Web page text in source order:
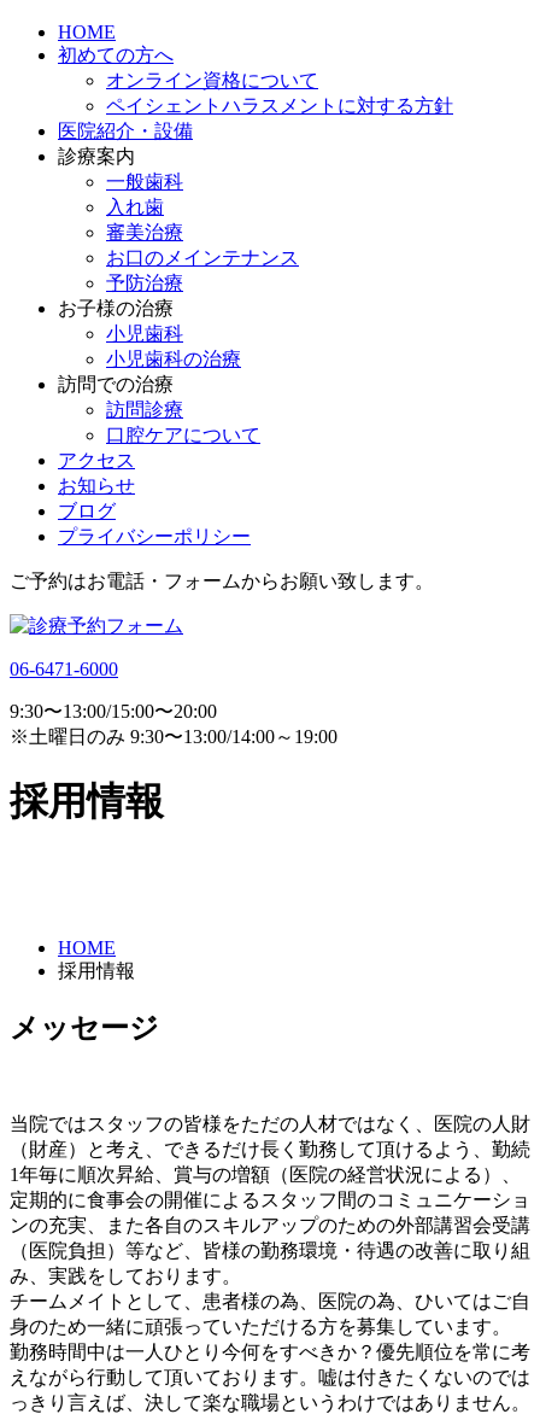
HOME
初めての方へ
オンライン資格について
ペイシェントハラスメントに対する方針
医院紹介・設備
診療案内
一般歯科
入れ歯
審美治療
お口のメインテナンス
予防治療
お子様の治療
小児歯科
小児歯科の治療
訪問での治療
訪問診療
口腔ケアについて
アクセス
お知らせ
ブログ
プライバシーポリシー
ご予約はお電話・フォームからお願い致します。
06-6471-6000
9:30〜13:00/15:00〜20:00
※土曜日のみ 9:30〜13:00/14:00～19:00
採用情報
HOME
採用情報
メッセージ
当院ではスタッフの皆様をただの人材ではなく、医院の人財
（財産）と考え、できるだけ長く勤務して頂けるよう、勤続
1年毎に順次昇給、賞与の増額（医院の経営状況による）、
定期的に食事会の開催によるスタッフ間のコミュニケーショ
ンの充実、また各自のスキルアップのための外部講習会受講
（医院負担）等など、皆様の勤務環境・待遇の改善に取り組
み、実践をしております。
チームメイトとして、患者様の為、医院の為、ひいてはご自
身のため一緒に頑張っていただける方を募集しています。
勤務時間中は一人ひとり今何をすべきか？優先順位を常に考
えながら行動して頂いております。嘘は付きたくないのでは
っきり言えば、決して楽な職場というわけではありません。